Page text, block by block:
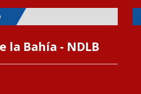
la Bahía - NDLB